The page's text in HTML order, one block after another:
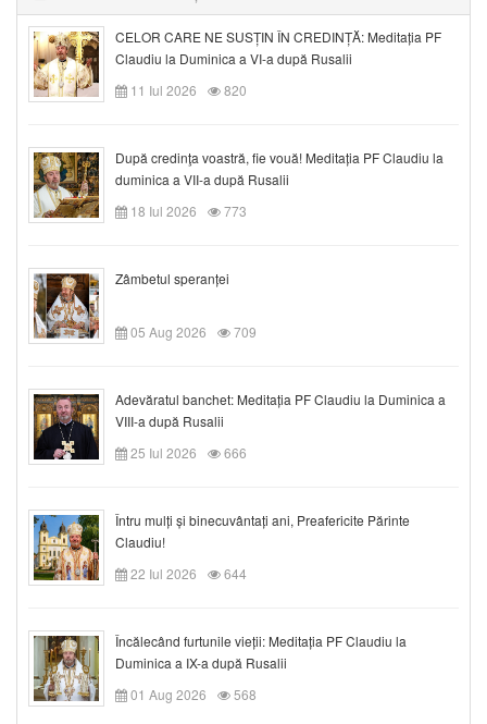
CELOR CARE NE SUSȚIN ÎN CREDINȚĂ: Meditația PF
Claudiu la Duminica a VI-a după Rusalii
11 Iul 2026
820
După credinţa voastră, fie vouă! Meditația PF Claudiu la
duminica a VII-a după Rusalii
18 Iul 2026
773
Zâmbetul speranței
05 Aug 2026 709
Adevăratul banchet: Meditația PF Claudiu la Duminica a
VIII-a după Rusalii
25 Iul 2026
666
Întru mulți și binecuvântați ani, Preafericite Părinte
Claudiu!
22 Iul 2026
644
Încălecând furtunile vieții: Meditația PF Claudiu la
Duminica a IX-a după Rusalii
01 Aug 2026
568